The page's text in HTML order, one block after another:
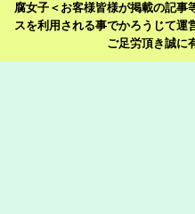
腐女子＜お客様皆様が掲載の記事
スを利用される事でかろうじて運
ご足労頂き誠に